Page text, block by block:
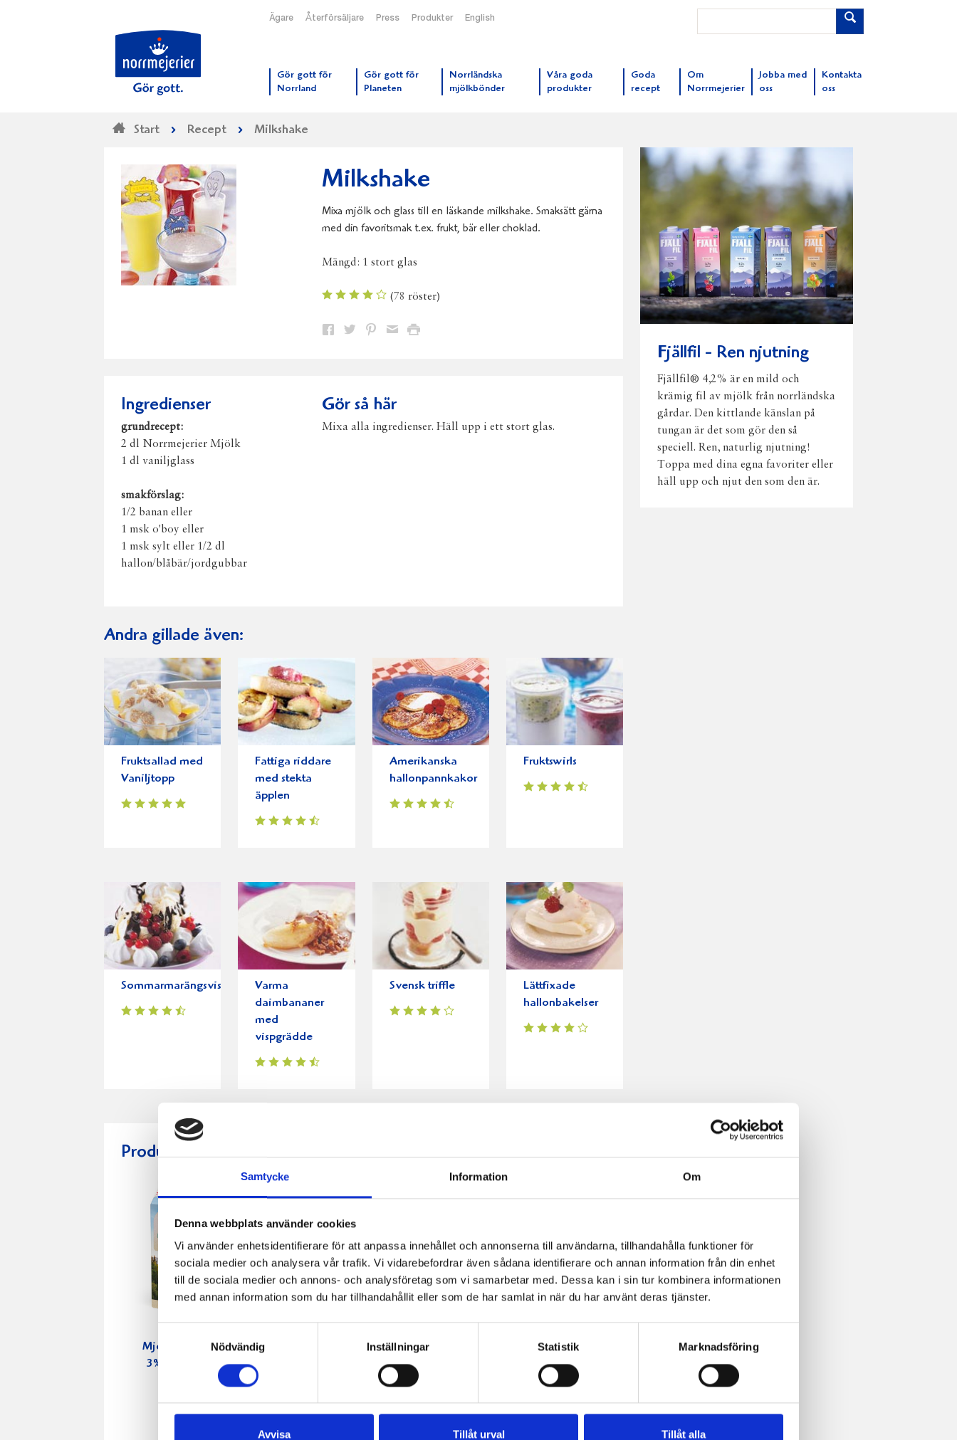
Samtycke Information Om
Denna webbplats använder cookies
Vi använder enhetsidentifierare för att anpassa innehållet och annonserna till användarna, tillhandahålla funktioner för
sociala medier och analysera vår trafik. Vi vidarebefordrar även sådana identifierare och annan information från din enhet
till de sociala medier och annons- och analysföretag som vi samarbetar med. Dessa kan i sin tur kombinera informationen
med annan information som du har tillhandahållit eller som de har samlat in när du har använt deras tjänster.
Nödvändig
Inställningar Statistik Marknadsföring
Avvisa Tillåt urval Tillåt alla
Ägare Återförsäljare Press Produkter English
Gör gott för
Norrland
Gör gott för
Planeten
Norrländska
mjölkbönder
Våra goda
produkter
Goda
recept
Om
Norrmejerier
Jobba med
oss
Kontakta
oss
Start Recept Milkshake
Milkshake
Mixa mjölk och glass till en läskande milkshake. Smaksätt gärna
med din favoritsmak t.ex. frukt, bär eller choklad.
Mängd: 1 stort glas
(78 röster)
Dela Dela Dela DelaSkriv
Ingredienser
grundrecept:
2 dl Norrmejerier Mjölk
1 dl vaniljglass
smakförslag:
1/2 banan eller
1 msk o'boy eller
1 msk sylt eller 1/2 dl
hallon/blåbär/jordgubbar
Gör så här
Mixa alla ingredienser. Häll upp i ett stort glas.
Andra gillade även:
Fruktsallad med
Vaniljtopp
Fattiga riddare
med stekta
äpplen
Amerikanska
hallonpannkakor
Fruktswirls
Sommarmarängsviss
Varma
daimbananer
med
vispgrädde
Svensk triffle
Lättfixade
hallonbakelser
Produkter i receptet:
Mjölken Eko
3% KRAV 1
Mjölk 3% 1
Jordgubbsfil
2,7% 1000g
Fjällfil - Ren njutning
Fjällfil® 4,2% är en mild och
krämig fil av mjölk från norrländska
gårdar. Den kittlande känslan på
tungan är det som gör den så
speciell. Ren, naturlig njutning!
Toppa med dina egna favoriter eller
häll upp och njut den som den är.